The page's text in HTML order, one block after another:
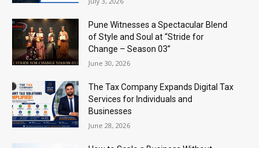
Pune Witnesses a Spectacular Blend
of Style and Soul at “Stride for
Change – Season 03”
June 30, 2026
The Tax Company Expands Digital Tax
Services for Individuals and
Businesses
June 28, 2026